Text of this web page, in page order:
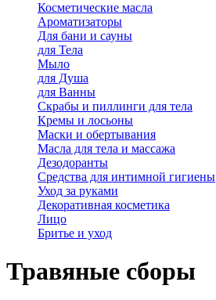
Косметические масла
Ароматизаторы
Для бани и сауны
для Тела
Мыло
для Душа
для Ванны
Скрабы и пиллинги для тела
Кремы и лосьоны
Маски и обертывания
Масла для тела и массажа
Дезодоранты
Средства для интимной гигиены
Уход за руками
Декоративная косметика
Лицо
Бритье и уход
Травяные сборы